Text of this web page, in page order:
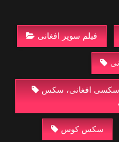
فیلم سوپر افغانی
سکسی افغانی، سکس
سکس کوس